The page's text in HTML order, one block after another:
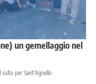
un gemellaggio nel
culto per Sant'Agnello